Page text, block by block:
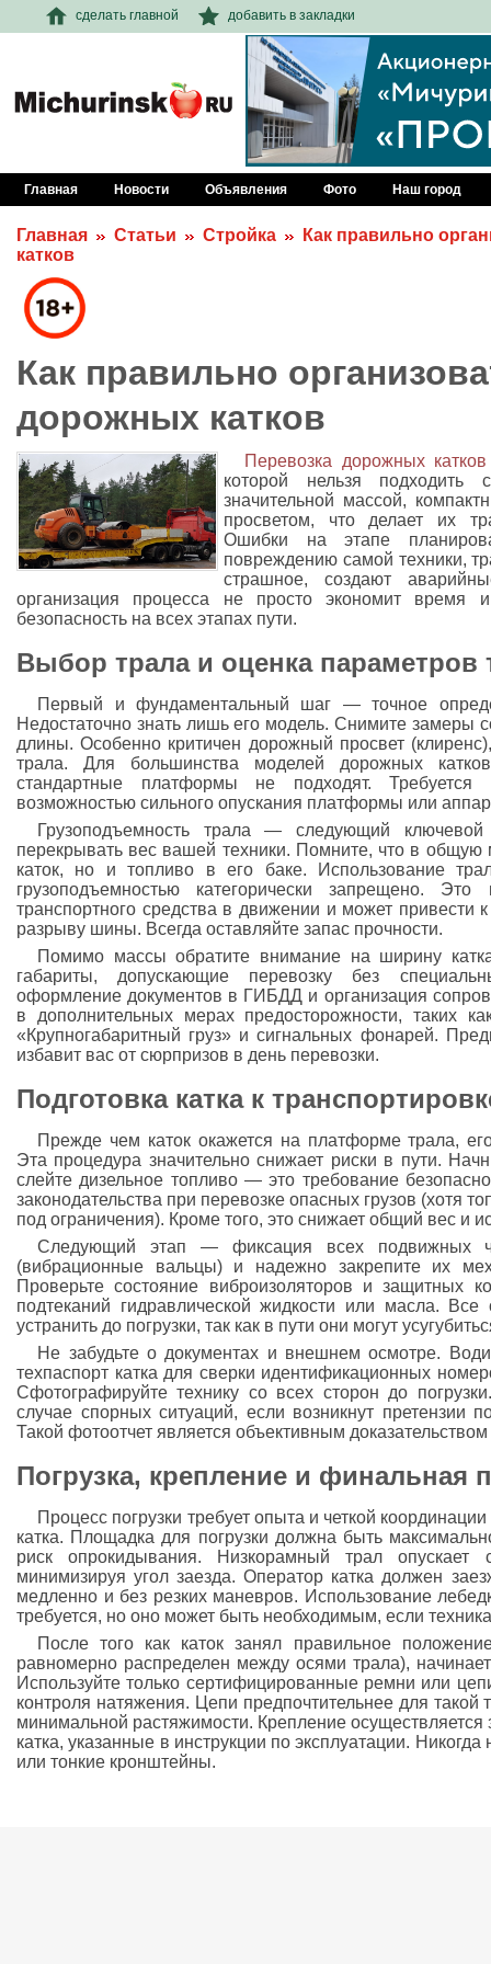
сделать главной добавить в закладки
Главная Новости Объявления Фото Наш город
Главная Статьи Стройка
Как правильно
катков
Как правильно
дорожных катков
Перевозка дорожных катков
которой нельзя
значительной массой,
просветом, что делает их
Ошибки на этапе
повреждению самой техники,
страшное, создают
организация процесса не просто экономит время
безопасность на всех этапах пути.
Выбор трала и оценка параметров
Первый и фундаментальный шаг — точное
Недостаточно знать лишь его модель. Снимите
длины. Особенно критичен дорожный просвет
трала. Для большинства моделей дорожных
стандартные платформы не подходят.
возможностью сильного опускания платформы или
Грузоподъемность трала — следующий
перекрывать вес вашей техники. Помните, что в общую
каток, но и топливо в его баке. Использование
грузоподъемностью категорически запрещено.
транспортного средства в движении и может
разрыву шины. Всегда оставляйте запас прочности.
Помимо массы обратите внимание на ширину
габариты, допускающие перевозку без
оформление документов в ГИБДД и организация
в дополнительных мерах предосторожности, таких
«Крупногабаритный груз» и сигнальных фонарей.
избавит вас от сюрпризов в день перевозки.
Подготовка катка к
Прежде чем каток окажется на платформе трала,
Эта процедура значительно снижает риски в пути.
слейте дизельное топливо — это требование
законодательства при перевозке опасных грузов (хотя
под ограничения). Кроме того, это снижает общий вес и
Следующий этап — фиксация всех подвижных
(вибрационные вальцы) и надежно закрепите их
Проверьте состояние виброизоляторов и защитных
подтеканий гидравлической жидкости или масла.
устранить до погрузки, так как в пути они могут
Не забудьте о документах и внешнем осмотре.
техпаспорт катка для сверки идентификационных
Сфотографируйте технику со всех сторон до
случае спорных ситуаций, если возникнут претензии
Такой фотоотчет является объективным
Погрузка, крепление и финальная
Процесс погрузки требует опыта и четкой
катка. Площадка для погрузки должна быть
риск опрокидывания. Низкорамный трал
минимизируя угол заезда. Оператор катка должен
медленно и без резких маневров. Использование
требуется, но оно может быть необходимым, если
После того как каток занял правильное
равномерно распределен между осями трала),
Используйте только сертифицированные ремни или
контроля натяжения. Цепи предпочтительнее для такой
минимальной растяжимости. Крепление
катка, указанные в инструкции по эксплуатации.
или тонкие кронштейны.